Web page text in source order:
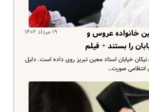
۱۹ مرداد ۱۴۰۲
خانواده عروس و
را بستند + فیلم
خیابان استاد معین تبریز روی داده است. دلیل
انتظامی صورت…